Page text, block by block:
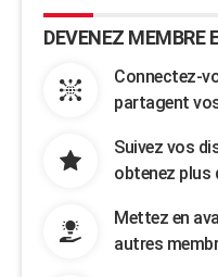
DEVENEZ MEMBRE
Connectez-
partagent
Suivez vos
obtenez plus
Mettez en
autres